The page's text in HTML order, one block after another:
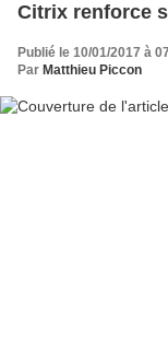
Citrix renforce
Publié le 10/01/2017 à
Par Matthieu Piccon